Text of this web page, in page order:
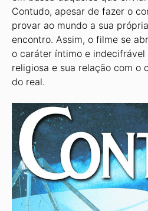
Contudo, apesar de fazer o
provar ao mundo a sua
encontro. Assim, o filme se
o caráter íntimo e indecifrável
religiosa e sua relação com o
do real.